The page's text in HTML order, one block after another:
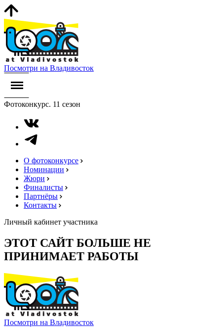
Посмотри на Владивосток
Фотоконкурс. 11 сезон
О фотоконкурсе
Номинации
Жюри
Финалисты
Партнёры
Контакты
Личный кабинет участника
ЭТОТ САЙТ БОЛЬШЕ НЕ
ПРИНИМАЕТ РАБОТЫ
Посмотри на Владивосток